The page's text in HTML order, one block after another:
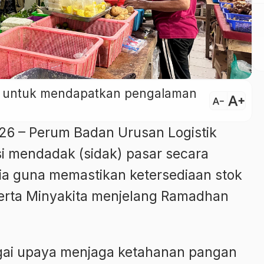
mendapatkan pengalaman
text_decrease text_increase
– Perum Badan Urusan Logistik
mendadak (sidak) pasar secara
guna memastikan ketersediaan stok
Minyakita menjelang Ramadhan
upaya menjaga ketahanan pangan